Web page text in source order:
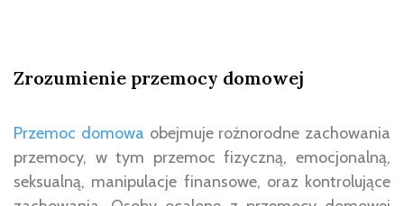
Zrozumienie przemocy domowej
Przemoc domowa obejmuje rożnorodne zachowania
przemocy, w tym przemoc fizyczną, emocjonalną,
seksualną, manipulacje finansowe, oraz kontrolujące